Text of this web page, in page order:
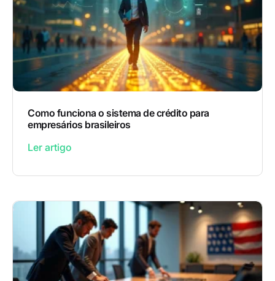
Como funciona o sistema de crédito para
empresários brasileiros
Ler artigo